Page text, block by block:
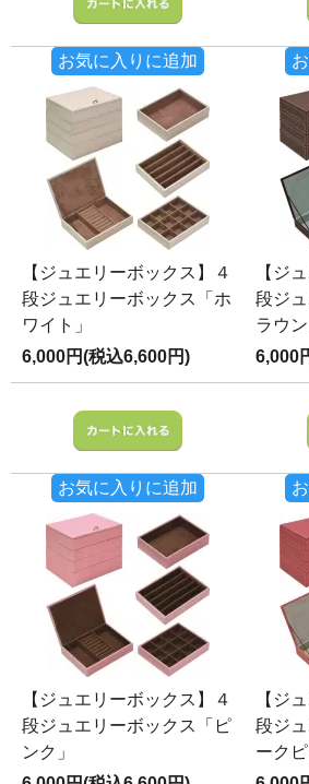
お気に入りに追加
【ジュエリーボックス】４
段ジュエリーボックス「ホ
ワイト」
6,000円(税込6,600円)
お気に入りに追加
【ジ
段ジ
ラウン
6,000
【ジュエリーボックス】４
段ジュエリーボックス「ピ
ンク」
【ジ
段ジ
ークピ